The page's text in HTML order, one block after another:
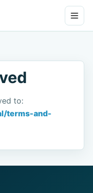
to:
terms-and-